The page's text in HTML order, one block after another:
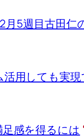
月5週目古田仁
用しても実現
感を得るには